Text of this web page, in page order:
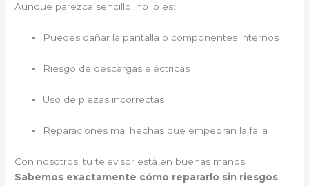
Aunque parezca sencillo, no lo es:
Puedes dañar la pantalla o componentes internos
Riesgo de descargas eléctricas
Uso de piezas incorrectas
Reparaciones mal hechas que empeoran la falla
Con nosotros, tu televisor está en buenas manos.
Sabemos exactamente cómo repararlo sin riesgos